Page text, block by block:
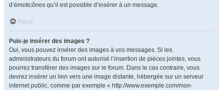
d’émoticônes qu’il est possible d’insérer à un message.
Haut
Puis-je insérer des images ?
Oui, vous pouvez insérer des images à vos messages. Si les
administrateurs du forum ont autorisé l’insertion de pièces jointes, vous
pourrez transférer des images sur le forum. Dans le cas contraire, vous
devrez insérer un lien vers une image distante, hébergée sur un serveur
internet public, comme par exemple « http://www.exemple.com/mon-